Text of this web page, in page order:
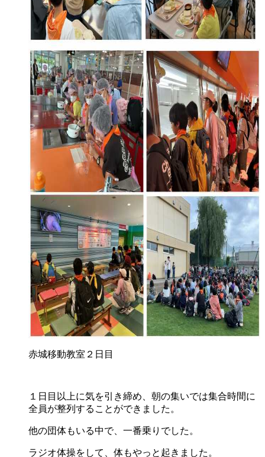
赤城移動教室２日目
１日目以上に気を引き締め、朝の集いでは集合時間に
全員が整列することができました。
他の団体もいる中で、一番乗りでした。
ラジオ体操をして、体もやっと起きました。